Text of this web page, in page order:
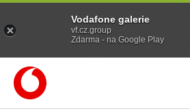
Vodafone galerie
vf.cz.group
Zdarma - na Google Play